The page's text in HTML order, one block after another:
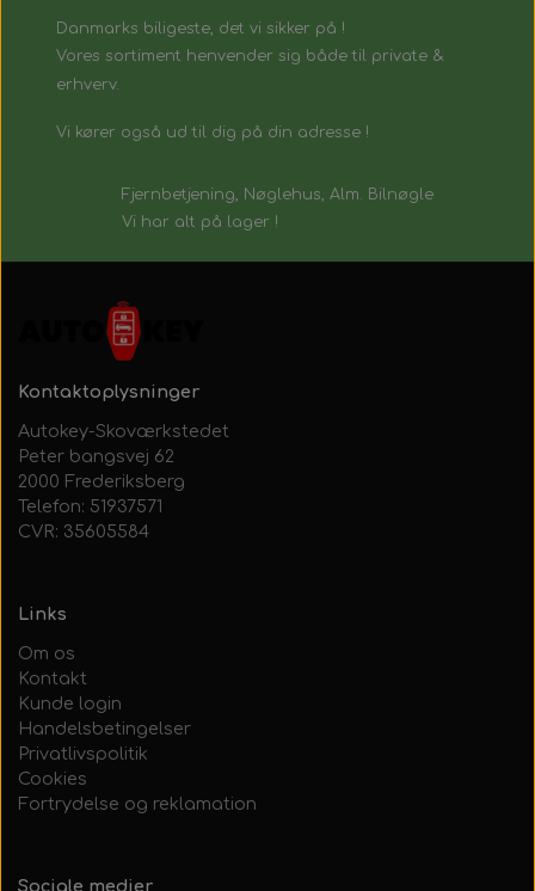
Danmarks biligeste, det vi sikker på !
Vores sortiment henvender sig både til private &
erhverv.
Vi kører også ud til dig på din adresse !
Fjernbetjening, Nøglehus, Alm. Bilnøgle
Vi har alt på lager !
Kontaktoplysninger
Autokey-Skoværkstedet
Peter bangsvej 62
2000 Frederiksberg
Telefon: 51937571
CVR: 35605584
Links
Om os
Kontakt
Kunde login
Handelsbetingelser
Privatlivspolitik
Cookies
Fortrydelse og reklamation
Sociale medier